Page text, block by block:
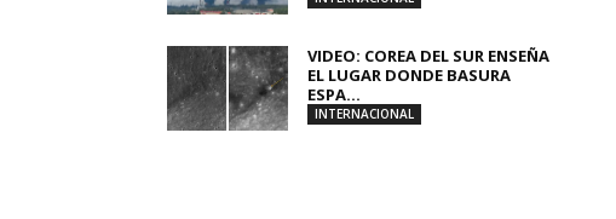
VIDEO: COREA DEL SUR ENSEÑA
EL LUGAR DONDE BASURA
ESPA...
INTERNACIONAL